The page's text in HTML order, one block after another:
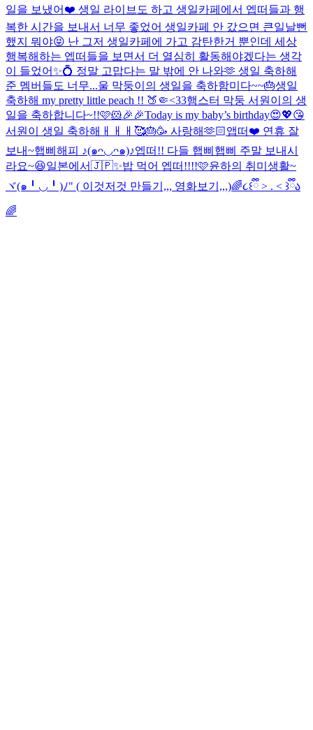
일을 보냈어❤️ 생일 라이브도 하고 생일카페에서 엡떠들과 행
복한 시간을 보내서 너무 좋었어 생일카페 안 갔으면 큰일날뻔
했지 뭐야😝 난 그저 생일카페에 가고 감탄한거 뿐인데 세상
행복해하는 엡떠들을 보면서 더 열심히 활동해야겠다는 생각
이 들었어✨💍 정말 고맙다는 말 밖에 안 나와🫶 생일 축하해
준 멤버들도 너무...울 막둥이의 생일을 축하함미다~~🎂생일
축하해 my pretty little peach !! 🍑🤏<33햄스터 막둥 서원이의 생
일을 축하합니다~!!🩷🐹🎉🎉Today is my baby’s birthday😍💖😘
서원이 생일 축하해ㅐㅐㅐ🥰🎂🥳 사랑해🫶🏻앱떠❤️ 연휴 잘
보내~햅삐해피 ♪(๑ᴖ◡ᴖ๑)♪엡떠!! 다들 햅삐햅삐 주말 보내시
라요~😆일본에서🇯🇵✨밥 먹어 엡떠!!!!🩷윤하의 취미생활~
ヾ(๑╹◡╹)ﾉ" ( 이것저것 만들기,,, 영화보기,,,)🌈૮꒰ྀི > . < ꒱ྀིა
🌈